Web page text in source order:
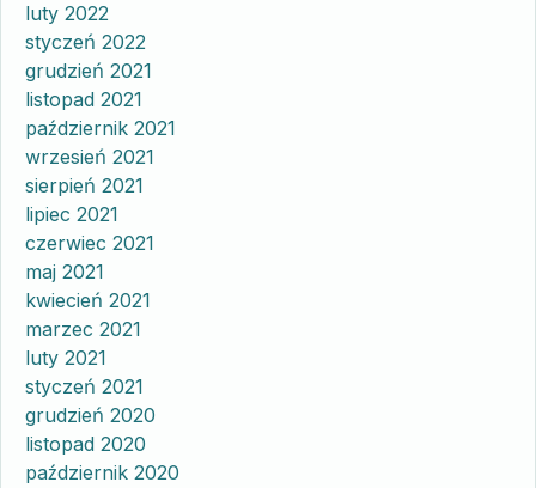
luty 2022
styczeń 2022
grudzień 2021
listopad 2021
październik 2021
wrzesień 2021
sierpień 2021
lipiec 2021
czerwiec 2021
maj 2021
kwiecień 2021
marzec 2021
luty 2021
styczeń 2021
grudzień 2020
listopad 2020
październik 2020